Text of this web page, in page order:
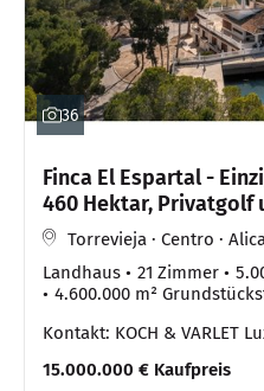
36
Finca El Espartal -
460 Hektar, Privatgolf
Außergewöhnlichem
Torrevieja · Centro ·
Landhaus
21 Zimmer
4.600.000 m²
Kontakt: KOCH & VARLET
15.000.000 € Kaufpreis